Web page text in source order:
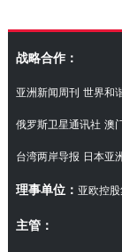
战略合作：
亚洲新闻周刊 世界和
俄罗斯卫星通讯社 澳
台湾两岸导报 日本亚
理事单位： 亚欧控股
主管：